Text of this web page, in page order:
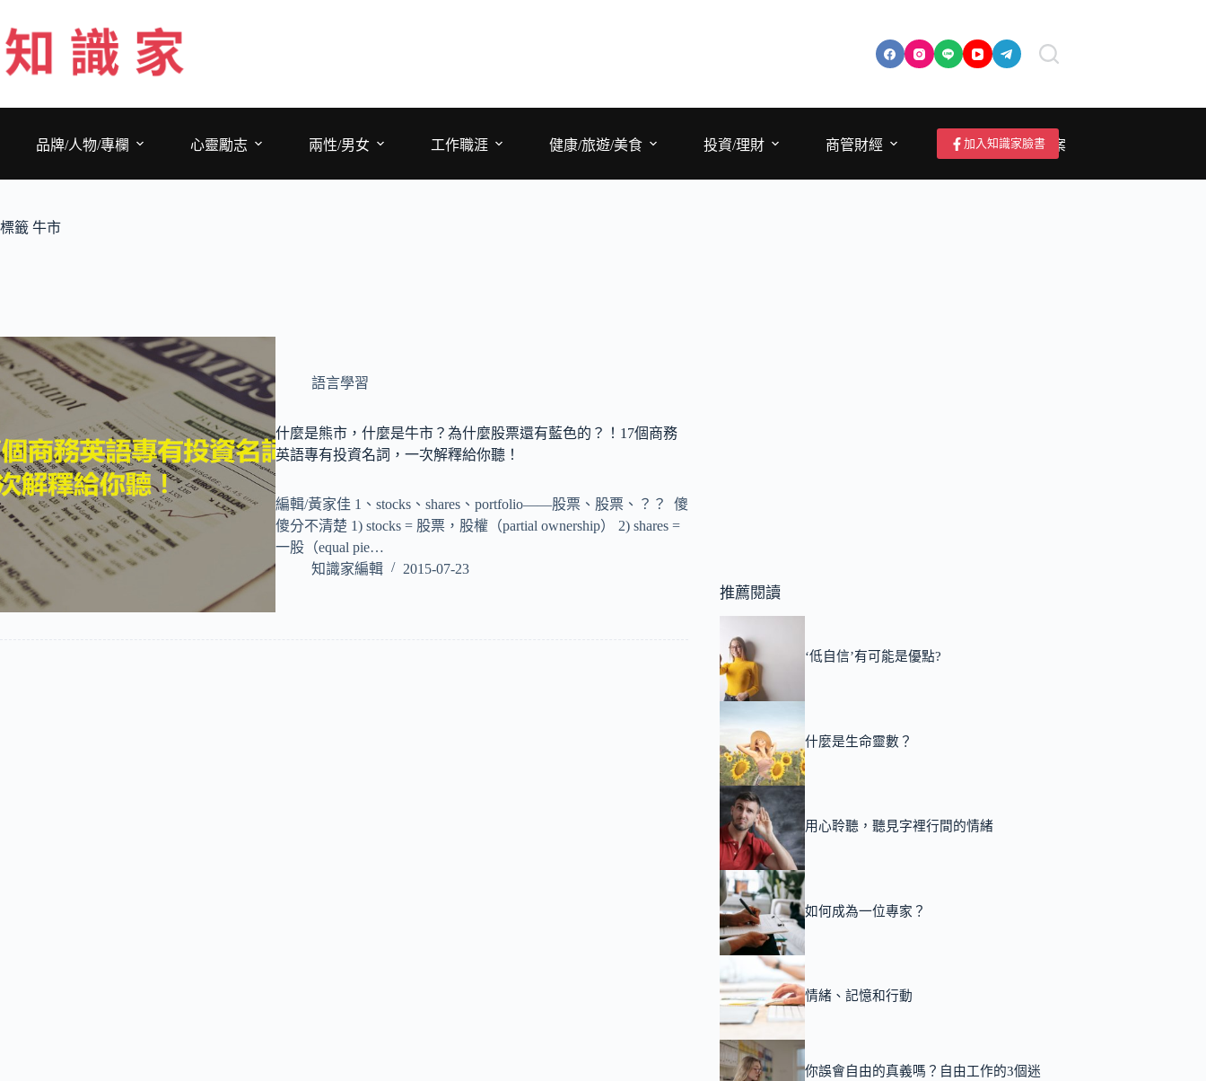
至
主
要
品牌/人物/專欄
心靈勵志 兩性/男女 工作職涯 健康/旅遊/美食 投資/理財 商管財經 成為作者/投稿/提案
加入知識家臉書
標籤 牛市
語言學習
什麼是熊市，什麼是牛市？為什麼股票還有藍色的？！17個商務
英語專有投資名詞，一次解釋給你聽！
編輯/黃家佳 1、stocks、shares、portfolio——股票、股票、？？ 傻
傻分不清楚 1) stocks = 股票，股權（partial ownership） 2) shares =
一股（equal pie…
知識家編輯
2015-07-23
推薦閱讀
‘低自信’有可能是優點?
什麼是生命靈數？
用心聆聽，聽見字裡行間的情緒
如何成為一位專家？
情緒、記憶和行動
你誤會自由的真義嗎？自由工作的3個迷